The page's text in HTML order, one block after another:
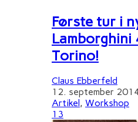
Første tur i
Lamborghini
Torino!
Claus Ebberfeld
12. september
Artikel , Workshop
13